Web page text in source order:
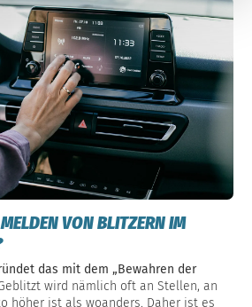
VON BLITZERN IM
das mit dem „Bewahren der
wird nämlich oft an Stellen, an
höher ist als woanders. Daher ist es